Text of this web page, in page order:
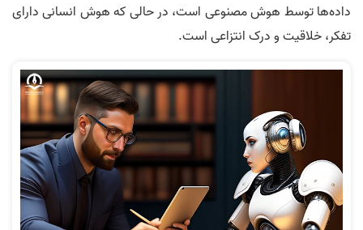
داده‌ها توسط هوش مصنوعی است، در حالی که هوش انسانی دارای
تفکر، خلاقیت و درک انتزاعی است.